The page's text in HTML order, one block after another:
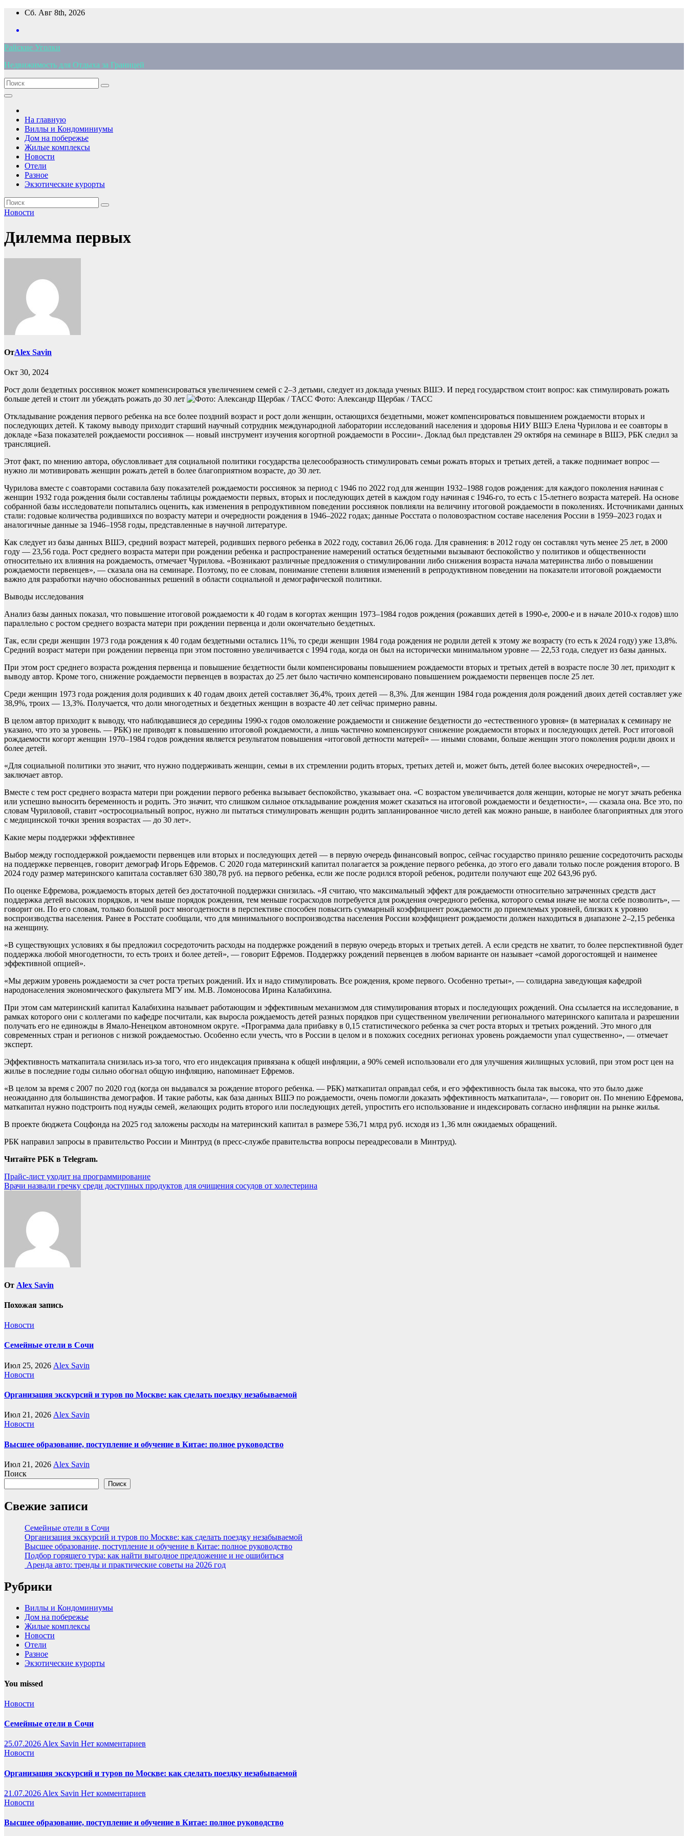
Перейти
содержимому
Сб. Авг 8th, 2026
Райские Уголки
Недвижимость для Отдыха за Границей
На главную
Виллы и Кондоминиумы
Дом на побережье
Жилые комплексы
Новости
Отели
Разное
Экзотические курорты
Новости
Дилемма первых
ОтAlex Savin
Окт 30, 2024
Рост доли бездетных россиянок может компенсироваться увеличением семей с 2–3 детьми, следует из доклада ученых ВШЭ. И перед государством стоит вопрос: как стимулировать рожать
больше детей и стоит ли убеждать рожать до 30 лет
Фото: Александр Щербак / ТАСС
Откладывание рождения первого ребенка на все более поздний возраст и рост доли женщин, остающихся бездетными, может компенсироваться повышением рождаемости вторых и
последующих детей. К такому выводу приходит старший научный сотрудник международной лаборатории исследований населения и здоровья НИУ ВШЭ Елена Чурилова и ее соавторы в
докладе «База показателей рождаемости россиянок — новый инструмент изучения когортной рождаемости в России». Доклад был представлен 29 октября на семинаре в ВШЭ, РБК следил за
трансляцией.
Этот факт, по мнению автора, обусловливает для социальной политики государства целесообразность стимулировать семьи рожать вторых и третьих детей, а также поднимает вопрос —
нужно ли мотивировать женщин рожать детей в более благоприятном возрасте, до 30 лет.
Чурилова вместе с соавторами составила базу показателей рождаемости россиянок за период с 1946 по 2022 год для женщин 1932–1988 годов рождения: для каждого поколения начиная с
женщин 1932 года рождения были составлены таблицы рождаемости первых, вторых и последующих детей в каждом году начиная с 1946-го, то есть с 15-летнего возраста матерей. На основе
собранной базы исследователи попытались оценить, как изменения в репродуктивном поведении россиянок повлияли на величину итоговой рождаемости в поколениях. Источниками данных
стали: годовые количества родившихся по возрасту матери и очередности рождения в 1946–2022 годах; данные Росстата о половозрастном составе населения России в 1959–2023 годах и
аналогичные данные за 1946–1958 годы, представленные в научной литературе.
Как следует из базы данных ВШЭ, средний возраст матерей, родивших первого ребенка в 2022 году, составил 26,06 года. Для сравнения: в 2012 году он составлял чуть менее 25 лет, в 2000
году — 23,56 года. Рост среднего возраста матери при рождении ребенка и распространение намерений остаться бездетными вызывают беспокойство у политиков и общественности
относительно их влияния на рождаемость, отмечает Чурилова. «Возникают различные предложения о стимулировании либо снижения возраста начала материнства либо о повышении
рождаемости первенцев», — сказала она на семинаре. Поэтому, по ее словам, понимание степени влияния изменений в репродуктивном поведении на показатели итоговой рождаемости
важно для разработки научно обоснованных решений в области социальной и демографической политики.
Выводы исследования
Анализ базы данных показал, что повышение итоговой рождаемости к 40 годам в когортах женщин 1973–1984 годов рождения (рожавших детей в 1990-е, 2000-е и в начале 2010-х годов) шло
параллельно с ростом среднего возраста матери при рождении первенца и доли окончательно бездетных.
Так, если среди женщин 1973 года рождения к 40 годам бездетными остались 11%, то среди женщин 1984 года рождения не родили детей к этому же возрасту (то есть к 2024 году) уже 13,8%.
Средний возраст матери при рождении первенца при этом постоянно увеличивается с 1994 года, когда он был на исторически минимальном уровне — 22,53 года, следует из базы данных.
При этом рост среднего возраста рождения первенца и повышение бездетности были компенсированы повышением рождаемости вторых и третьих детей в возрасте после 30 лет, приходит к
выводу автор. Кроме того, снижение рождаемости первенцев в возрастах до 25 лет было частично компенсировано повышением рождаемости первенцев после 25 лет.
Среди женщин 1973 года рождения доля родивших к 40 годам двоих детей составляет 36,4%, троих детей — 8,3%. Для женщин 1984 года рождения доля рождений двоих детей составляет уже
38,9%, троих — 13,3%. Получается, что доли многодетных и бездетных женщин в возрасте 40 лет сейчас примерно равны.
В целом автор приходит к выводу, что наблюдавшиеся до середины 1990-х годов омоложение рождаемости и снижение бездетности до «естественного уровня» (в материалах к семинару не
указано, что это за уровень. — РБК) не приводят к повышению итоговой рождаемости, а лишь частично компенсируют снижение рождаемости вторых и последующих детей. Рост итоговой
рождаемости когорт женщин 1970–1984 годов рождения является результатом повышения «итоговой детности матерей» — иными словами, больше женщин этого поколения родили двоих и
более детей.
«Для социальной политики это значит, что нужно поддерживать женщин, семьи в их стремлении родить вторых, третьих детей и, может быть, детей более высоких очередностей», —
заключает автор.
Вместе с тем рост среднего возраста матери при рождении первого ребенка вызывает беспокойство, указывает она. «С возрастом увеличивается доля женщин, которые не могут зачать ребенка
или успешно выносить беременность и родить. Это значит, что слишком сильное откладывание рождения может сказаться на итоговой рождаемости и бездетности», — сказала она. Все это, по
словам Чуриловой, ставит «остросоциальный вопрос, нужно ли пытаться стимулировать женщин родить запланированное число детей как можно раньше, в наиболее благоприятных для этого
с медицинской точки зрения возрастах — до 30 лет».
Какие меры поддержки эффективнее
Выбор между господдержкой рождаемости первенцев или вторых и последующих детей — в первую очередь финансовый вопрос, сейчас государство приняло решение сосредоточить расходы
на поддержке первенцев, говорит демограф Игорь Ефремов. С 2020 года материнский капитал полагается за рождение первого ребенка, до этого его давали только после рождения второго. В
2024 году размер материнского капитала составляет 630 380,78 руб. на первого ребенка, если же после родился второй ребенок, родители получают еще 202 643,96 руб.
По оценке Ефремова, рождаемость вторых детей без достаточной поддержки снизилась. «Я считаю, что максимальный эффект для рождаемости относительно затраченных средств даст
поддержка детей высоких порядков, и чем выше порядок рождения, тем меньше госрасходов потребуется для рождения очередного ребенка, которого семья иначе не могла себе позволить», —
говорит он. По его словам, только большой рост многодетности в перспективе способен повысить суммарный коэффициент рождаемости до приемлемых уровней, близких к уровню
воспроизводства населения. Ранее в Росстате сообщали, что для минимального воспроизводства населения России коэффициент рождаемости должен находиться в диапазоне 2–2,15 ребенка
на женщину.
«В существующих условиях я бы предложил сосредоточить расходы на поддержке рождений в первую очередь вторых и третьих детей. А если средств не хватит, то более перспективной будет
поддержка любой многодетности, то есть троих и более детей», — говорит Ефремов. Поддержку рождений первенцев в любом варианте он называет «самой дорогостоящей и наименее
эффективной опцией».
«Мы держим уровень рождаемости за счет роста третьих рождений. Их и надо стимулировать. Все рождения, кроме первого. Особенно третьи», — солидарна заведующая кафедрой
народонаселения экономического факультета МГУ им. М.В. Ломоносова Ирина Калабихина.
При этом сам материнский капитал Калабихина называет работающим и эффективным механизмом для стимулирования вторых и последующих рождений. Она ссылается на исследование, в
рамках которого они с коллегами по кафедре посчитали, как выросла рождаемость детей разных порядков при существенном увеличении регионального материнского капитала и разрешении
получать его не единожды в Ямало-Ненецком автономном округе. «Программа дала прибавку в 0,15 статистического ребенка за счет роста вторых и третьих рождений. Это много для
современных стран и регионов с низкой рождаемостью. Особенно если учесть, что в России в целом и в похожих соседних регионах уровень рождаемости упал существенно», — отмечает
эксперт.
Эффективность маткапитала снизилась из-за того, что его индексация привязана к общей инфляции, а 90% семей использовали его для улучшения жилищных условий, при этом рост цен на
жилье в последние годы сильно обогнал общую инфляцию, напоминает Ефремов.
«В целом за время с 2007 по 2020 год (когда он выдавался за рождение второго ребенка. — РБК) маткапитал оправдал себя, и его эффективность была так высока, что это было даже
неожиданно для большинства демографов. И такие работы, как база данных ВШЭ по рождаемости, очень помогли доказать эффективность маткапитала», — говорит он. По мнению Ефремова,
маткапитал нужно подстроить под нужды семей, желающих родить второго или последующих детей, упростить его использование и индексировать согласно инфляции на рынке жилья.
В проекте бюджета Соцфонда на 2025 год заложены расходы на материнский капитал в размере 536,71 млрд руб. исходя из 1,36 млн ожидаемых обращений.
РБК направил запросы в правительство России и Минтруд (в пресс-службе правительства вопросы переадресовали в Минтруд).
Читайте РБК в Telegram.
Навигация
по
Прайс-лист уходит на программирование
Врачи назвали гречку среди доступных продуктов для очищения сосудов от холестерина
От Alex Savin
Похожая запись
Новости
Семейные отели в Сочи
Июл 25, 2026 Alex Savin
Новости
Организация экскурсий и туров по Москве: как сделать поездку незабываемой
Июл 21, 2026 Alex Savin
Новости
Высшее образование, поступление и обучение в Китае: полное руководство
Июл 21, 2026 Alex Savin
Поиск
Поиск
Свежие записи
Семейные отели в Сочи
Организация экскурсий и туров по Москве: как сделать поездку незабываемой
Высшее образование, поступление и обучение в Китае: полное руководство
Подбор горящего тура: как найти выгодное предложение и не ошибиться
Аренда авто: тренды и практические советы на 2026 год
Рубрики
Виллы и Кондоминиумы
Дом на побережье
Жилые комплексы
Новости
Отели
Разное
Экзотические курорты
You missed
Новости
Семейные отели в Сочи
25.07.2026Alex Savin Нет комментариев
Новости
Организация экскурсий и туров по Москве: как сделать поездку незабываемой
21.07.2026 Alex Savin Нет комментариев
Новости
Высшее образование, поступление и обучение в Китае: полное руководство